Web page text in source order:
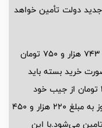
از محل یارانه جدید دولت تأمین خواهد
به عبارتی قیمت روز سبد مشتمل بر ۱۱ قلم ۷۴۳ هزار و ۷۵۰ تومان
خرید بسته باید
قیمت سال ۱۴۰۱ را به مبلغ ۵۲۳ هزار و ۳۰۰ تومان از جیب خود
پرداخت کنند و مابه‌التفاوت آن تا قیمت روز به مبلغ ۲۲۰ هزار و ۴۵۰
می‌شود.با این